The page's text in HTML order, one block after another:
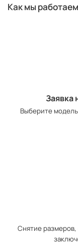
Как мы работаем
Заявка
Выберите
Снятие размеров,